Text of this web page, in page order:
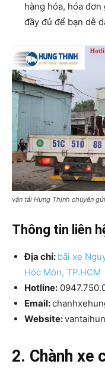
hàng hóa, hóa
đầy đủ để bạn dễ
vận tải Hưng Thịnh chuyên
Thông tin liên
Địa chỉ: bãi xe
Hóc Môn, TP.HCM
Hotline:
Email:
Website:
2. Chành xe